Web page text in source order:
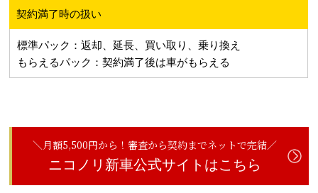
契約満了時の扱い
標準パック：返却、延長、買い取り、乗り換え
もらえるパック：契約満了後は車がもらえる
＼月額5,500円から！審査から契約までネットで完結／
ニコノリ新車公式サイトはこちら